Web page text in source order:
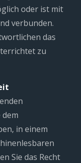
oder ist mit
verbunden.
das
zu
in einem
Sie das Recht